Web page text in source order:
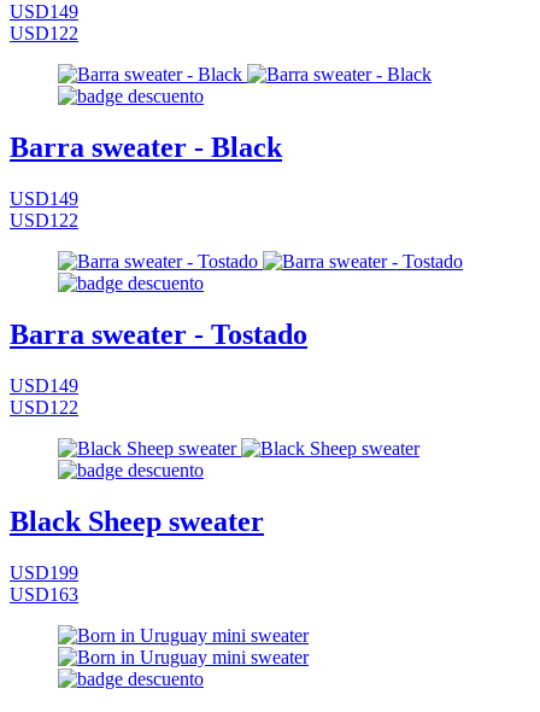
USD149
USD122
Barra sweater - Black
USD149
USD122
Barra sweater - Tostado
USD149
USD122
Black Sheep sweater
USD199
USD163